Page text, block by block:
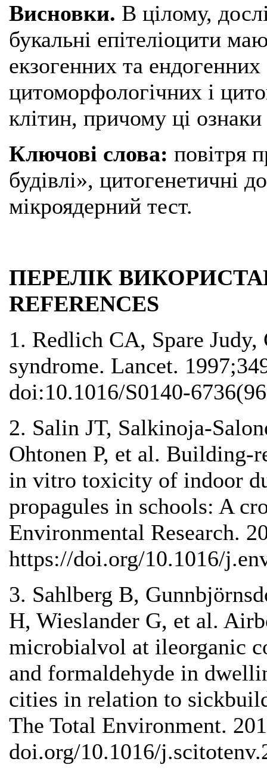
Висновки. В цілому,
букальні епітеліоцити
екзогенних та
цитоморфологічних і
клітин, причому ці
Ключові слова: повітря
будівлі», цитогенетичні
мікроядерний тест.
ПЕРЕЛІК
REFERENCES
1. Redlich CA, Spare
syndrome. Lancet.
doi:10.1016/S0140-
2. Salin JT, Salkinoja-
Ohtonen P, et al. Building-
in vitro toxicity of indoor
propagules in schools: A
Environmental Research.
https://doi.org/10.1016/
3. Sahlberg B,
H, Wieslander G, et al.
microbialvol at ileorganic
and formaldehyde in
cities in relation to
The Total Environment.
doi.org/10.1016/